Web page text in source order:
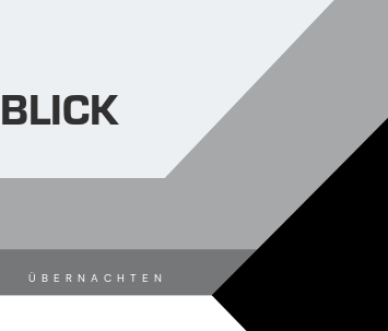
ÜBERNACHTEN